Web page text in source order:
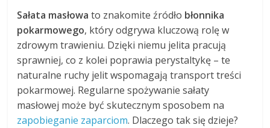
Sałata masłowa to znakomite źródło błonnika
pokarmowego, który odgrywa kluczową rolę w
zdrowym trawieniu. Dzięki niemu jelita pracują
sprawniej, co z kolei poprawia perystaltykę – te
naturalne ruchy jelit wspomagają transport treści
pokarmowej. Regularne spożywanie sałaty
masłowej może być skutecznym sposobem na
zapobieganie zaparciom. Dlaczego tak się dzieje?